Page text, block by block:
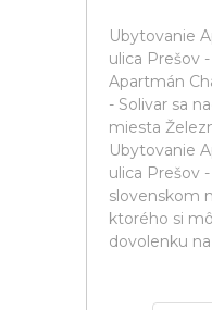
Ubytovanie
ulica Prešov
Apartmán
- Solivar sa
miesta
Ubytovanie
ulica Prešov
slovenskom
ktorého si
dovolenku